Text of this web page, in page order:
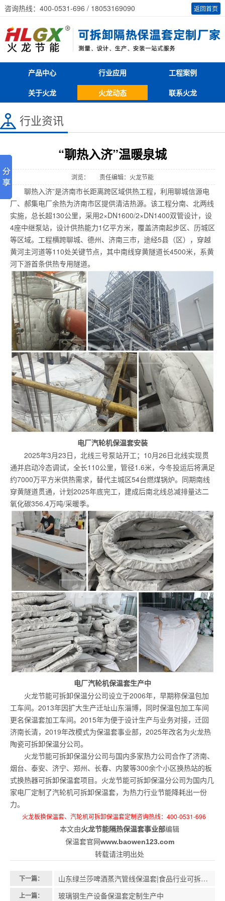
返回首页
咨询热线：400-0531-696 / 18053169090
产品中心 行业应用
工程案例
关于火龙
火龙动态 联系火龙
行业资讯
“聊热入济”温暖泉城
浏览： 责任编辑：火龙节能
聊热入济”是济南市长距离跨区域供热工程，利用聊城信源电
厂、郝集电厂余热为济南市区提供清洁热源。该工程分南、北两线
实施，总长超130公里，采用2×DN1600/2×DN1400双管设计，设
4座中继泵站，设计供热能力1亿平方米，覆盖济南起步区、历城区
等区域。工程横跨聊城、德州、济南三市，途经5县（区），穿越
黄河主河道等110处关键节点，其中南线穿黄隧道长4500米，系黄
河下游首条供热专用隧道。
电厂汽轮机保温套安装
2025年3月23日，北线三号泵站开工；10月26日北线实现贯
通并启动冷态调试，全长110公里，管径1.6米，今冬投运后将满足
约7000万平方米供热需求，替代主城区54台燃煤锅炉。同期南线
穿黄隧道贯通，计划2025年底完工，建成后南北线总减排量达二
氧化碳356.4万吨/采暖季。
电厂汽轮机保温套生产中
火龙节能可拆卸保温分公司设立于2006年，早期称保温包加
工车间。2013年因扩大生产迁址山东淄博，同时保温包加工车间
更名保温套加工车间。2015年为便于设计生产与业务对接，迁回
济南长清，2019年改模式为保温套事业部，2025年改名为火龙热
陶瓷可拆卸保温分公司。
火龙节能可拆卸保温分公司与国内多家热力公司合作了济南、
烟台、泰安、济宁、郑州、长春、内蒙等300余个小区换热站的板
式换热器可拆卸保温套项目。火龙节能可拆卸保温分公司为国内几
家电厂定制了汽轮机可拆卸保温套，为热力行业节能降耗出一份
力。
火龙板换保温套、汽轮机可拆卸保温套定制咨询热线：400-0531-696
本文由火龙节能隔热保温套事业部编辑
保温套官网www.baowen123.com
转载请注明出处
下一篇： 山东绿兰莎啤酒蒸汽管线保温套|食品行业可拆卸保温应用
上一篇： 玻璃钢生产设备保温套定制生产中